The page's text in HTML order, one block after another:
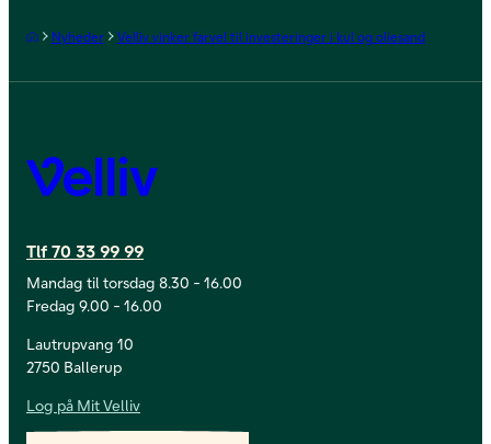
Forside
Nyheder Velliv vinker farvel til investeringer i kul og oliesand
Velliv
Tlf 70 33 99 99
Mandag til torsdag 8.30 - 16.00
Fredag 9.00 - 16.00
Lautrupvang 10
2750 Ballerup
Log på Mit Velliv